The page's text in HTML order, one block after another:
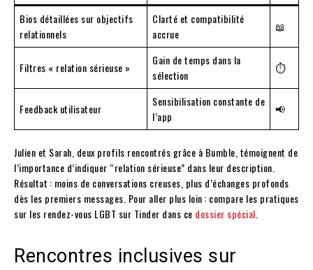
Bios détaillées sur objectifs
relationnels
Clarté et compatibilité
accrue
📖
Filtres « relation sérieuse »
Gain de temps dans la
sélection
⏱️
Feedback utilisateur
Sensibilisation constante de
l’app
📢
Julien et Sarah, deux profils rencontrés grâce à Bumble, témoignent de
l’importance d’indiquer “relation sérieuse” dans leur description.
Résultat : moins de conversations creuses, plus d’échanges profonds
dès les premiers messages. Pour aller plus loin : compare les pratiques
sur les rendez-vous LGBT sur Tinder dans ce dossier spécial
Rencontres inclusives sur